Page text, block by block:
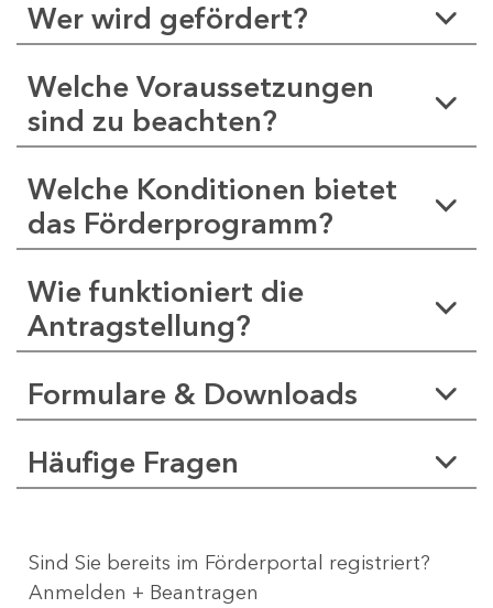
Wer wird gefördert?
Welche Voraussetzungen
sind zu beachten?
Welche Konditionen bietet
das Förderprogramm?
Wie funktioniert die
Antragstellung?
Formulare & Downloads
Häufige Fragen
Sind Sie bereits im Förderportal registriert?
Anmelden + Beantragen